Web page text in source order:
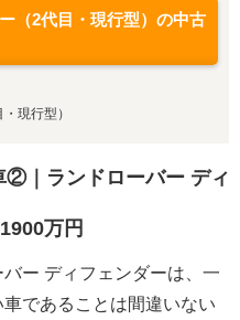
（2代目・現行型）の中古
現行型）
②｜ランドローバー ディ
万円
ー ディフェンダーは、一
であることは間違いない